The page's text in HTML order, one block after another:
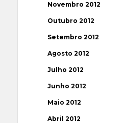
Novembro 2012
Outubro 2012
Setembro 2012
Agosto 2012
Julho 2012
Junho 2012
Maio 2012
Abril 2012